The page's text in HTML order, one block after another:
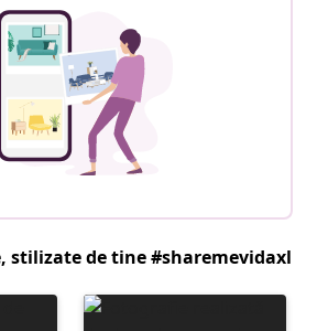
stilizate de tine #sharemevidaxl